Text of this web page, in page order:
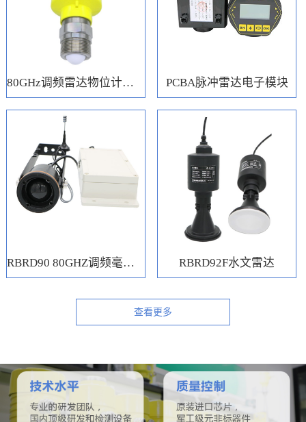
80GHz调频雷达物位计（RBRD71） PCBA脉冲雷达电子模块
RBRD90 80GHZ调频毫米波水位计 RBRD92F水文雷达
查看更多